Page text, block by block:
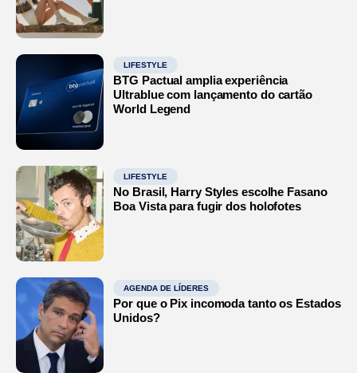
LIFESTYLE
BTG Pactual amplia experiência
Ultrablue com lançamento do cartão
World Legend
LIFESTYLE
No Brasil, Harry Styles escolhe Fasano
Boa Vista para fugir dos holofotes
AGENDA DE LÍDERES
Por que o Pix incomoda tanto os Estados
Unidos?